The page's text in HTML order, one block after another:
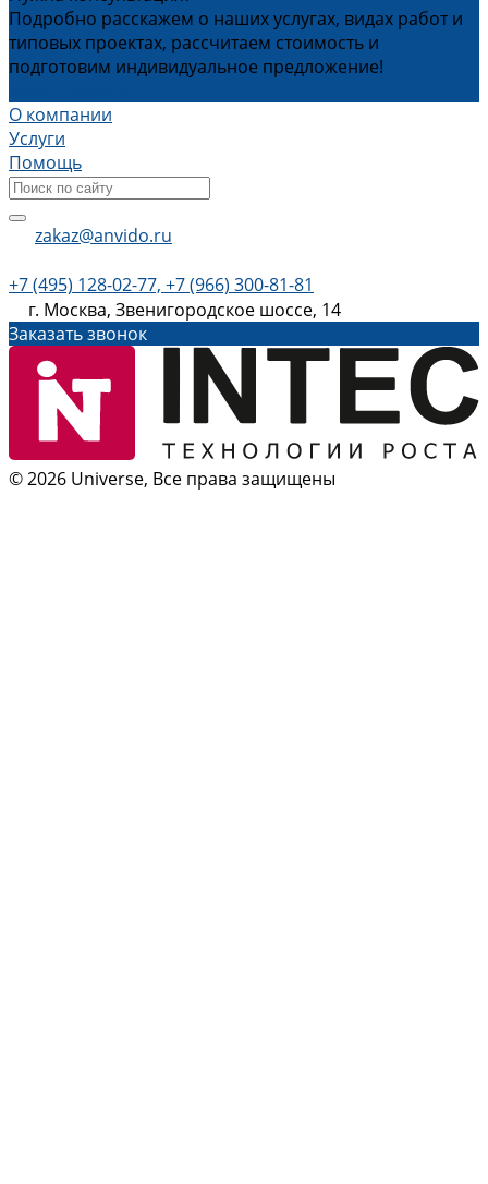
Подробно расскажем о наших услугах, видах работ и
типовых проектах, рассчитаем стоимость и
подготовим индивидуальное предложение!
О компании
Услуги
Помощь
zakaz@anvido.ru
+7 (495) 128-02-77, +7 (966) 300-81-81
г. Москва, Звенигородское шоссе, 14
Заказать звонок
© 2026 Universe, Все права защищены